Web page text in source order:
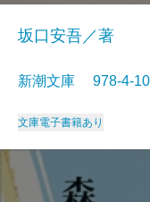
坂口安吾／著
新潮文庫 978-4-
文庫電子書籍あり